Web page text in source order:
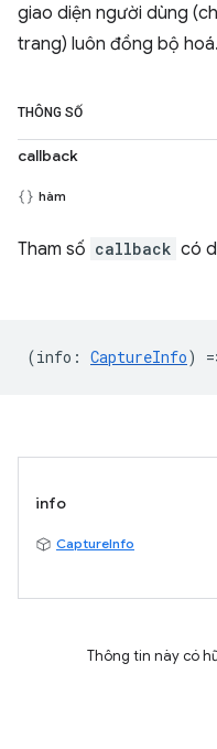
giao diện người dùng
trang) luôn đồng bộ hoá.
THÔNG SỐ
callback
hàm
Tham số callback có
(info : CaptureInfo)
info
CaptureInfo
Thông tin này có